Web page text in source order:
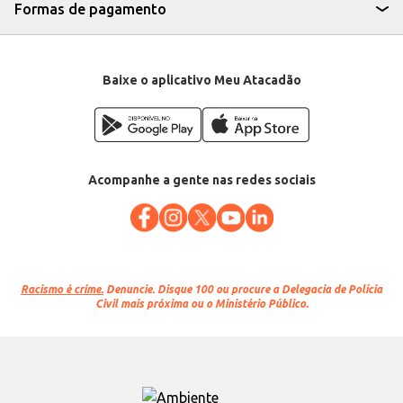
recursos na produção de pastéis.
Departamento: Frios e congelados
EAN: 7896364400463
Formas de pagamento
Baixe o aplicativo Meu Atacadão
Acompanhe a gente nas redes sociais
Racismo é crime. Denuncie. Disque 100 ou procure a Delegacia de Polícia
Civil mais próxima ou o Ministério Público.